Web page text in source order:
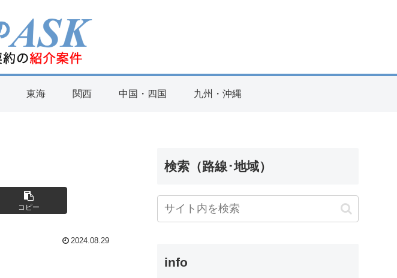
東海 関西 中国・四国 九州・沖縄
コピー
2024.08.29
検索（路線･地域）
info